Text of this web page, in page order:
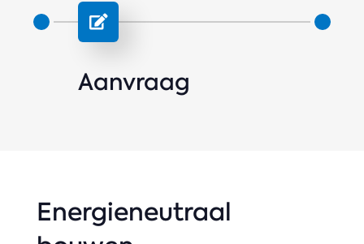

Aanvraag
Energieneutraal